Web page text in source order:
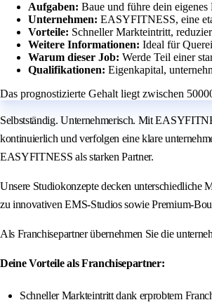
Aufgaben: Baue und führe dein
Unternehmen: EASYFITNESS, eine
Vorteile: Schneller Markteintritt,
Weitere Informationen: Ideal für
Warum dieser Job: Werde Teil einer
Qualifikationen: Eigenkapital,
Das prognostizierte Gehalt liegt zwischen
Selbstständig. Unternehmerisch. Mit
kontinuierlich und verfolgen eine klare
EASYFITNESS als starken Partner.
Unsere Studiokonzepte decken unterschiedliche
zu innovativen EMS-Studios sowie Premium-
Als Franchisepartner übernehmen Sie die
Deine Vorteile als Franchisepartner:
Schneller Markteintritt dank erprobtem